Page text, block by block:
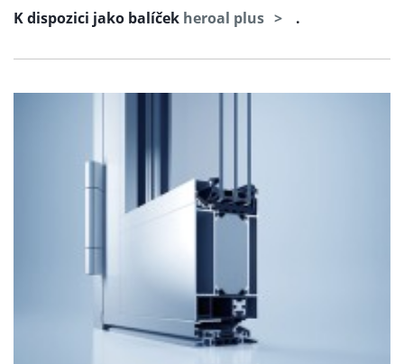
K dispozici jako balíček heroal plus .